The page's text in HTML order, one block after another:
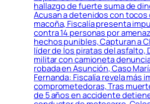
hallazgo de fuerte suma de
Acusan a detenidos con tocos
macoña, Fiscalía presenta
contra 14 personas por
hechos punibles, Capturan a
líder de los piratas del asfalto,
militar con camioneta
robada en Asunción, Caso
Fernanda: Fiscalía revela más
comprometedoras, Tras
de 5 años en accidente